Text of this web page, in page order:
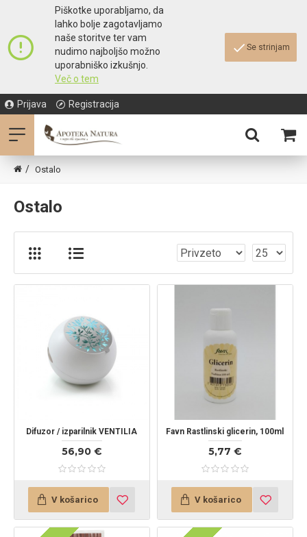
Piškotke uporabljamo, da
lahko bolje zagotavljamo
naše storitve ter vam
nudimo najboljšo možno
uporabniško izkušnjo.
Več o tem
Se strinjam
Prijava Registracija
Ostalo
Ostalo
Difuzor / izparilnik VENTILIA
56,90 €
V košarico
Favn Rastlinski glicerin, 100ml
5,77 €
V košarico